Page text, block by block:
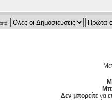
Δεν μπορείτε να